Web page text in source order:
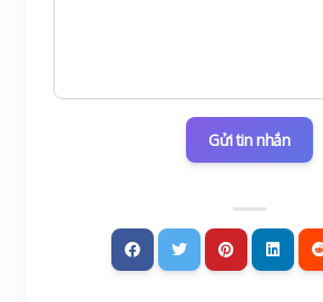
Gửi tin nhắn